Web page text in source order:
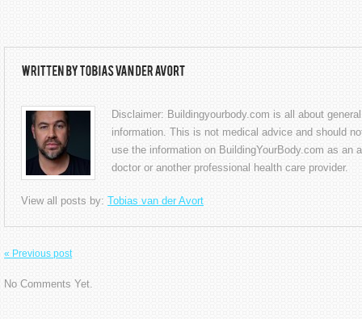
Disclaimer: Buildingyourbody.com is all about
information. This is not medical advice and should
use the information on BuildingYourBody.com as an
doctor or another professional health care provider.
View all posts by: Tobias van der Avort
« Previous post
No Comments Yet.